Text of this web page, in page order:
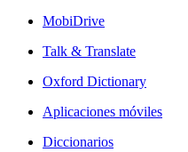
MobiDrive
Talk & Translate
Oxford Dictionary
Aplicaciones móviles
Diccionarios